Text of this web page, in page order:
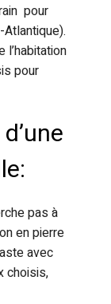
pour
l’habitation
pour
pas à
en pierre
avec
choisis,